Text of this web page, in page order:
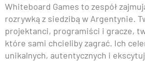
Whiteboard Games to zespół
rozrywką z siedzibą w Argentynie.
projektanci, programiści i gracze,
które sami chcieliby zagrać. Ich
unikalnych, autentycznych i